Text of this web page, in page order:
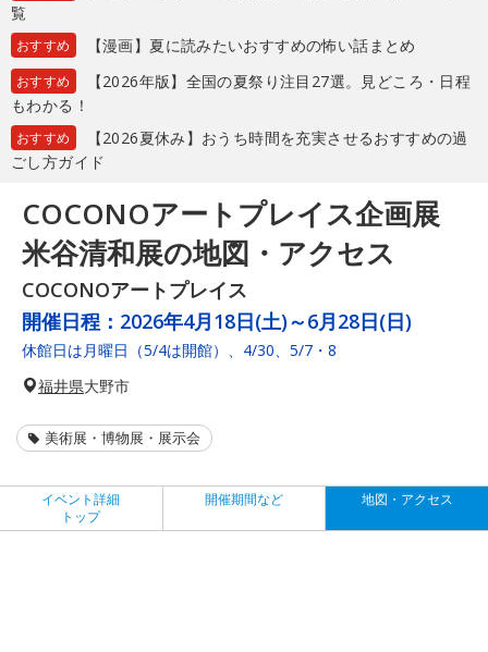
覧
おすすめ 【漫画】夏に読みたいおすすめの怖い話まとめ
おすすめ
【2026年版】全国の夏祭り注目27選。見どころ・日程
もわかる！
おすすめ
【2026夏休み】おうち時間を充実させるおすすめの過
ごし方ガイド
COCONOアートプレイス企画展
米谷清和展の地図・アクセス
COCONOアートプレイス
開催日程： 2026年4月18日(土)～6月28日(日)
休館日は月曜日（5/4は開館）、4/30、5/7・8
福井県大野市
美術展・博物展・展示会
イベント詳細
トップ
開催期間など 地図・アクセス